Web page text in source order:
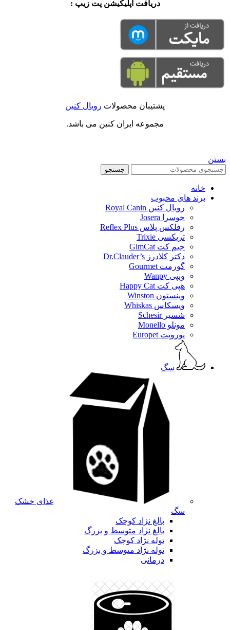
دریافت اپلیکیشن پت زیپ :
پشتیبان محصولات رویال کنین
مجموعه ایران کنین می باشد.
بستن
جستجو
خانه
برند های محبوب
رویال کنین Royal Canin
جوسرا Josera
رفلکس پلاس Reflex Plus
تریکسی Trixie
جیم کت GimCat
دکتر کلادرز Dr.Clauder’s
گورمت Gourmet
ونپی Wanpy
هپی کت Happy Cat
وینستون Winston
ویسکاس Whiskas
شسیر Schesir
مونلو Monello
یوروپت Europet
سگ
غذای خشک
سگ
بالغ نژاد کوچک
بالغ نژاد متوسط و بزرگ
توله نژاد کوچک
توله نژاد متوسط و بزرگ
درمانی